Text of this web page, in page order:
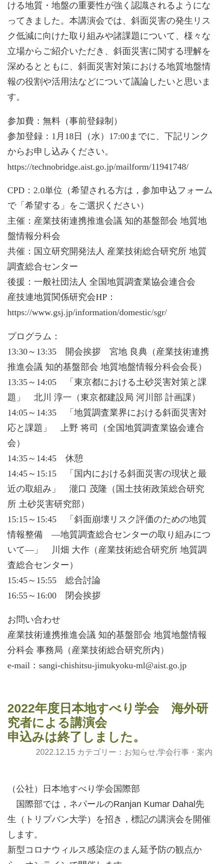
ける地質・地盤の重要性が強く認識されるようにな
ってきました。本講演会では、斜面災害の発生リス
ク低減に向けた取り組みや諸課題について、様々な
立場からご紹介いただき、斜面災害に関する理解を
深めるとともに、斜面災害対策における地質地盤情
報の役割や活用法などについて議論したいと思いま
す。
参加費：無料（事前登録制）
参加登録：1月18日（水）17:00までに、下記リンク
からお申し込みください。
https://technobridge.aist.go.jp/mailform/11941748/
CPD：2.0単位（希望される方は，参加申込フォーム
で「希望する」をご選択ください）
主催：産業技術連携推進会議 知的基盤部会 地質地
盤情報分科会
共催：国立研究開発法人 産業技術総合研究所 地質
調査総合センター
後援：一般社団法人 全国地質調査業協会連合会
産技連地質関係研究会HP：
https://www.gsj.jp/information/domestic/sgr/
プログラム：
13:30～13:35 開会挨拶 宮地 良典（産業技術連携
推進会議 知的基盤部会 地質地盤情報分科会会長）
13:35～14:05 「東京都における土砂災害対策と課
題」 北川 淳一（東京都建設局 河川部 計画課）
14:05～14:35 「地質調査業界における斜面災害対
応と課題」 上野 将司（全国地質調査業協会連合
会）
14:35～14:45 休憩
14:45～15:15 「国内における斜面災害の現状と最
近の取組み」 瀧口 茂隆（国土技術政策総合研究
所 土砂災害研究部）
15:15～15:45 「斜面崩壊リスク評価のための地質
情報整備 —地質調査総合センターの取り組みにつ
いて—」 川畑 大作（産業技術総合研究所 地質調
査総合センター）
15:45～15:55 総合討論
16:55～16:00 閉会挨拶
お問い合わせ
産業技術連携推進会議 知的基盤部会 地質地盤情報
分科会 事務局（産業技術総合研究所内）
e-mail：sangi-chishitsu-jimukyoku-ml@aist.go.jp
2022年度日本地すべり学会 海外研
究者による講演会
申込みは終了しました。
2022.12.15 カテゴリー： お知らせ,学会行事・案内
（公社）日本地すべり学会国際部
国際部では，ネパールのRanjan Kumar Dahal先
生（トリプバン大学）を招き，標記の講演会を開催
します。
新型コロナウィルス感染症のまん延予防の観点か